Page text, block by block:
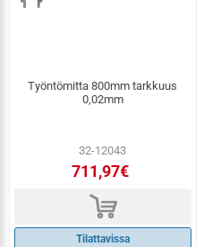
Työntömitta 800mm tarkkuus
0,02mm
32-12043
711,97€
d
Tilattavissa